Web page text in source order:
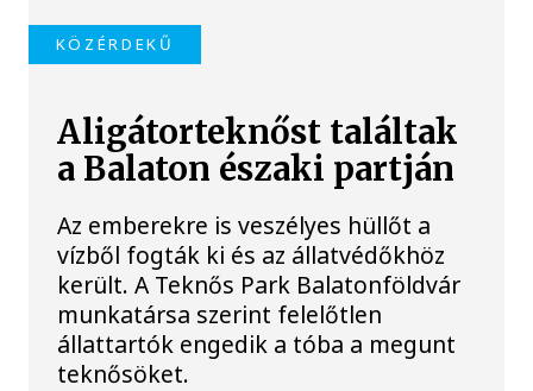
KÖZÉRDEKŰ
Aligátorteknőst találtak
a Balaton északi partján
Az emberekre is veszélyes hüllőt a
vízből fogták ki és az állatvédőkhöz
került. A Teknős Park Balatonföldvár
munkatársa szerint felelőtlen
állattartók engedik a tóba a megunt
teknősöket.